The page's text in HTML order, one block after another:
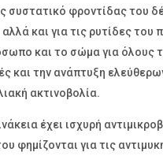
συστατικό φροντίδας του
αλλά και για τις ρυτίδες
και το σώμα για όλους
και την ανάπτυξη
ακτινοβολία.
έχει ισχυρή
για τις